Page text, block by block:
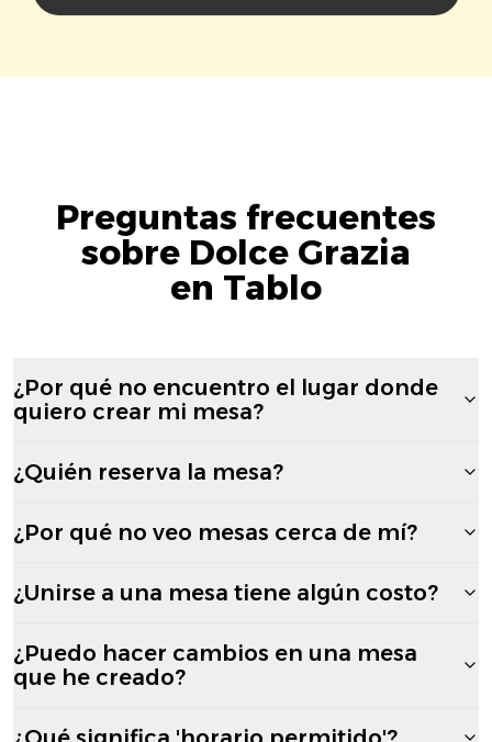
Preguntas frecuentes
sobre Dolce Grazia
en Tablo
¿Por qué no encuentro el lugar donde
quiero crear mi mesa?
¿Quién reserva la mesa?
¿Por qué no veo mesas cerca de mí?
¿Unirse a una mesa tiene algún costo?
¿Puedo hacer cambios en una mesa
que he creado?